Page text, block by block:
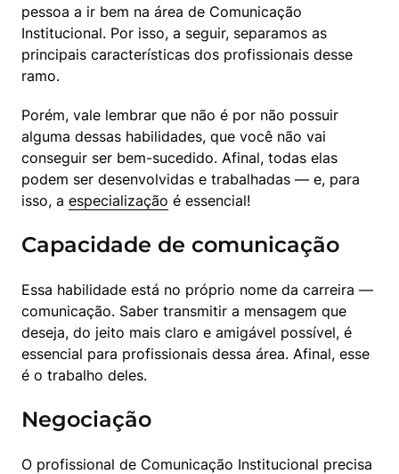
pessoa a ir bem na área de Comunicação
Institucional. Por isso, a seguir, separamos as
principais características dos profissionais desse
ramo.
Porém, vale lembrar que não é por não possuir
alguma dessas habilidades, que você não vai
conseguir ser bem-sucedido. Afinal, todas elas
podem ser desenvolvidas e trabalhadas — e, para
isso, a especialização é essencial!
Capacidade de comunicação
Essa habilidade está no próprio nome da carreira —
comunicação. Saber transmitir a mensagem que
deseja, do jeito mais claro e amigável possível, é
essencial para profissionais dessa área. Afinal, esse
é o trabalho deles.
Negociação
O profissional de Comunicação Institucional precisa